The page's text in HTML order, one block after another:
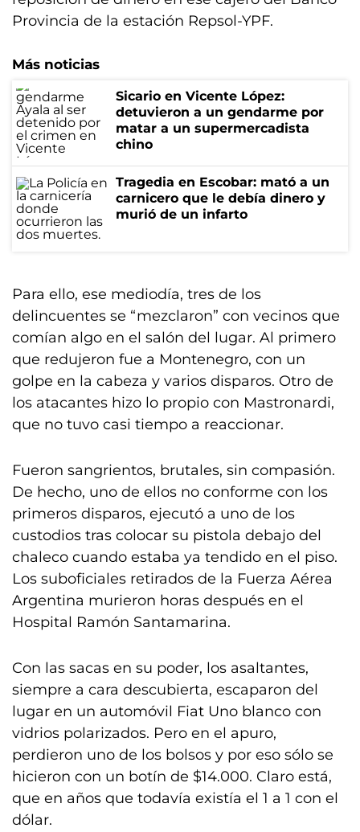
Provincia de la estación Repsol-YPF.
Más noticias
Sicario en Vicente López:
detuvieron a un gendarme por
matar a un supermercadista
chino
Tragedia en Escobar: mató a un
carnicero que le debía dinero y
murió de un infarto
Para ello, ese mediodía, tres de los
delincuentes se “mezclaron” con vecinos que
comían algo en el salón del lugar. Al primero
que redujeron fue a Montenegro, con un
golpe en la cabeza y varios disparos. Otro de
los atacantes hizo lo propio con Mastronardi,
que no tuvo casi tiempo a reaccionar.
Fueron sangrientos, brutales, sin compasión.
De hecho, uno de ellos no conforme con los
primeros disparos, ejecutó a uno de los
custodios tras colocar su pistola debajo del
chaleco cuando estaba ya tendido en el piso.
Los suboficiales retirados de la Fuerza Aérea
Argentina murieron horas después en el
Hospital Ramón Santamarina.
Con las sacas en su poder, los asaltantes,
siempre a cara descubierta, escaparon del
lugar en un automóvil Fiat Uno blanco con
vidrios polarizados. Pero en el apuro,
perdieron uno de los bolsos y por eso sólo se
hicieron con un botín de $14.000. Claro está,
que en años que todavía existía el 1 a 1 con el
dólar.